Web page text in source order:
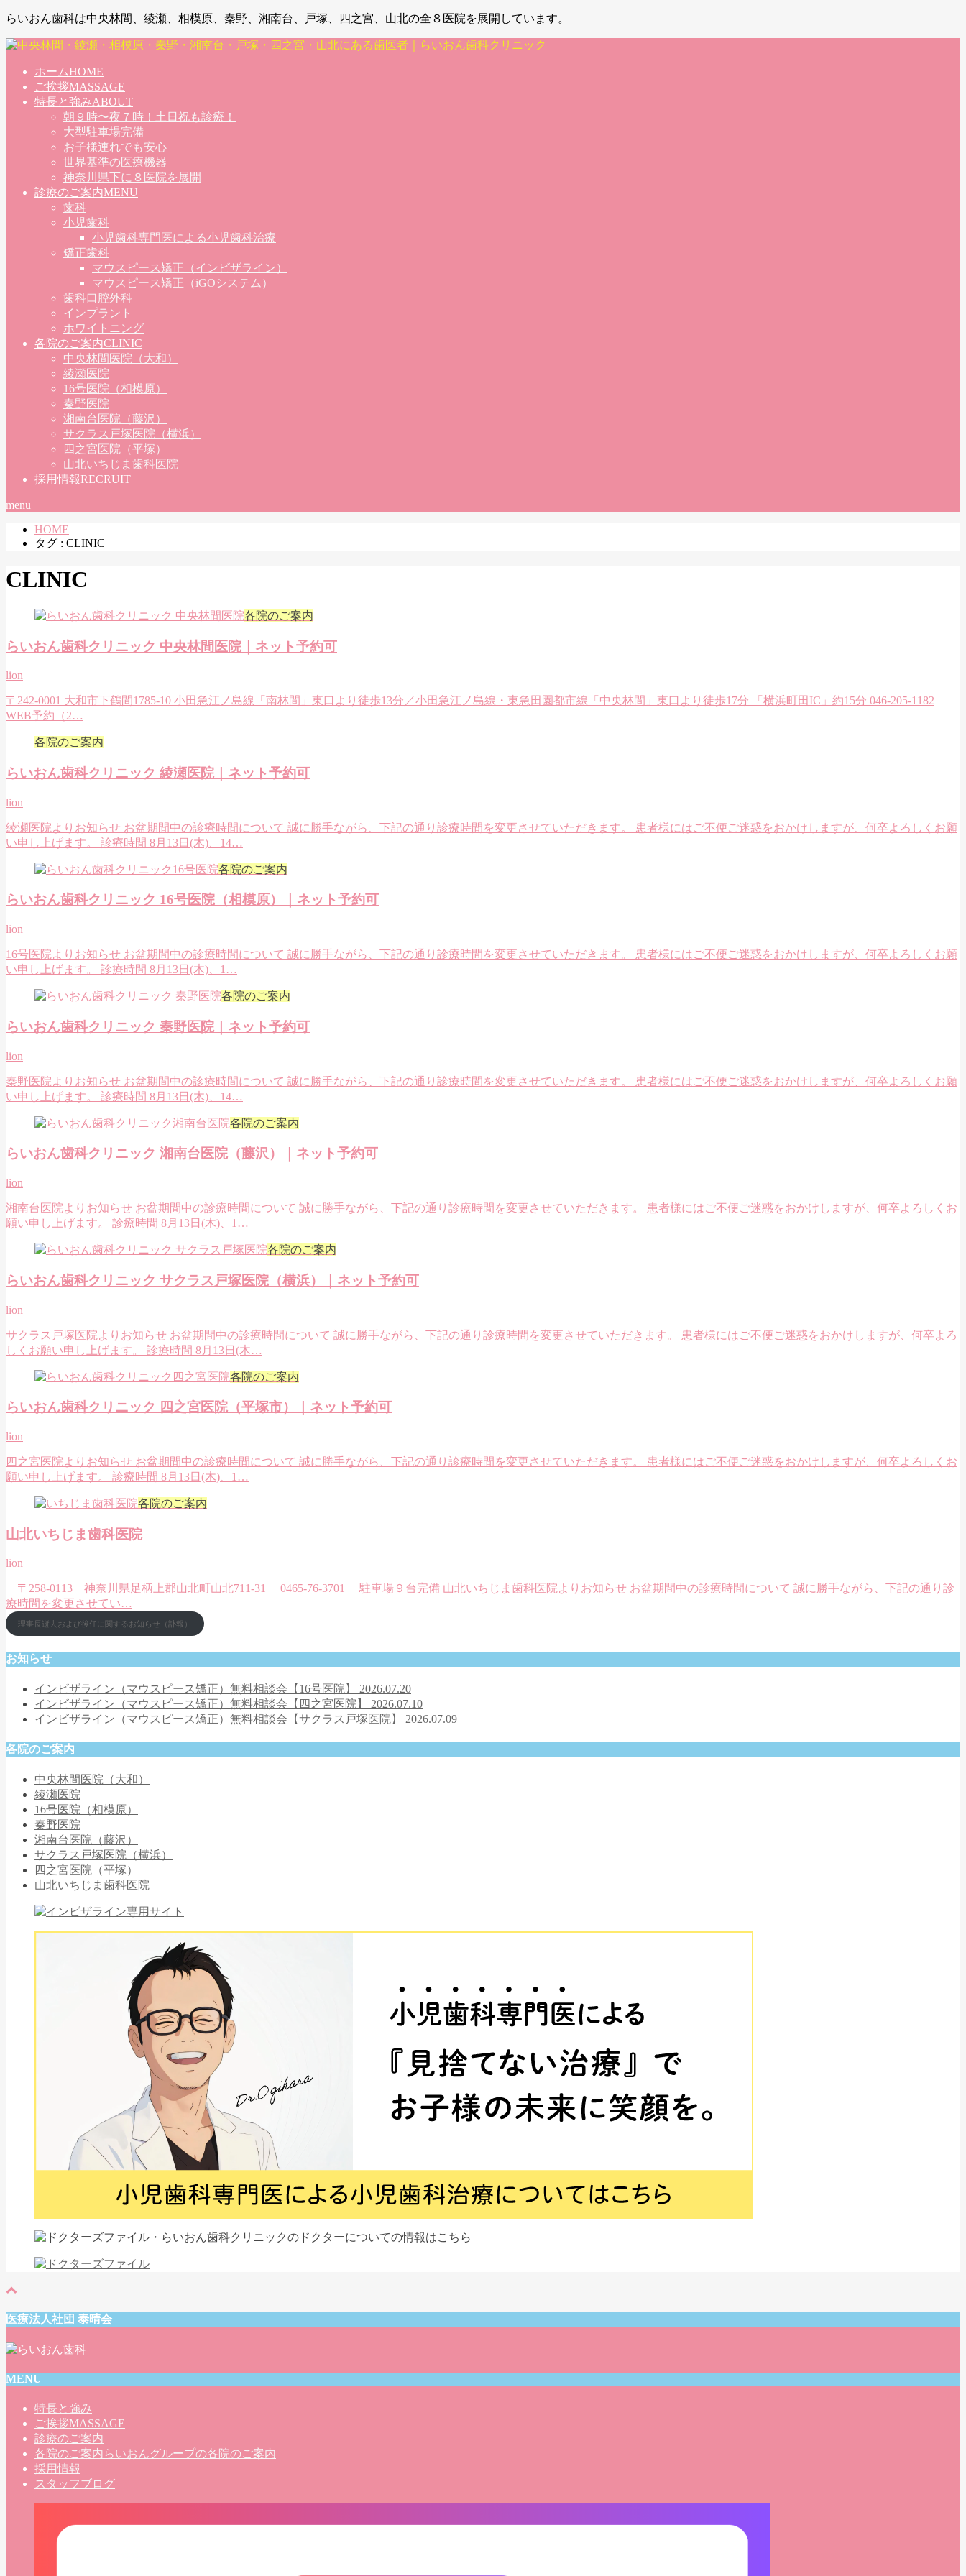
らいおん歯科は中央林間、綾瀬、相模原、秦野、湘南台、戸塚、四之宮、山北の全８医院を展開しています。
ホームHOME
ご挨拶MASSAGE
特長と強みABOUT
朝９時〜夜７時！土日祝も診療！
大型駐車場完備
お子様連れでも安心
世界基準の医療機器
神奈川県下に８医院を展開
診療のご案内MENU
歯科
小児歯科
小児歯科専門医による小児歯科治療
矯正歯科
マウスピース矯正（インビザライン）
マウスピース矯正（iGOシステム）
歯科口腔外科
インプラント
ホワイトニング
各院のご案内CLINIC
中央林間医院（大和）
綾瀬医院
16号医院（相模原）
秦野医院
湘南台医院（藤沢）
サクラス戸塚医院（横浜）
四之宮医院（平塚）
山北いちじま歯科医院
採用情報RECRUIT
menu
HOME
タグ : CLINIC
CLINIC
各院のご案内
らいおん歯科クリニック 中央林間医院｜ネット予約可
lion
〒242-0001 大和市下鶴間1785-10 小田急江ノ島線「南林間」東口より徒歩13分／小田急江ノ島線・東急田園都市線「中央林間」東口より徒歩17分 「横浜町田IC」約15分 046-205-1182
WEB予約（2…
各院のご案内
らいおん歯科クリニック 綾瀬医院｜ネット予約可
lion
綾瀬医院よりお知らせ お盆期間中の診療時間について 誠に勝手ながら、下記の通り診療時間を変更させていただきます。 患者様にはご不便ご迷惑をおかけしますが、何卒よろしくお願
い申し上げます。 診療時間 8月13日(木)、14…
各院のご案内
らいおん歯科クリニック 16号医院（相模原）｜ネット予約可
lion
16号医院よりお知らせ お盆期間中の診療時間について 誠に勝手ながら、下記の通り診療時間を変更させていただきます。 患者様にはご不便ご迷惑をおかけしますが、何卒よろしくお願
い申し上げます。 診療時間 8月13日(木)、1…
各院のご案内
らいおん歯科クリニック 秦野医院｜ネット予約可
lion
秦野医院よりお知らせ お盆期間中の診療時間について 誠に勝手ながら、下記の通り診療時間を変更させていただきます。 患者様にはご不便ご迷惑をおかけしますが、何卒よろしくお願
い申し上げます。 診療時間 8月13日(木)、14…
各院のご案内
らいおん歯科クリニック 湘南台医院（藤沢）｜ネット予約可
lion
湘南台医院よりお知らせ お盆期間中の診療時間について 誠に勝手ながら、下記の通り診療時間を変更させていただきます。 患者様にはご不便ご迷惑をおかけしますが、何卒よろしくお
願い申し上げます。 診療時間 8月13日(木)、1…
各院のご案内
らいおん歯科クリニック サクラス戸塚医院（横浜）｜ネット予約可
lion
サクラス戸塚医院よりお知らせ お盆期間中の診療時間について 誠に勝手ながら、下記の通り診療時間を変更させていただきます。 患者様にはご不便ご迷惑をおかけしますが、何卒よろ
しくお願い申し上げます。 診療時間 8月13日(木…
各院のご案内
らいおん歯科クリニック 四之宮医院（平塚市）｜ネット予約可
lion
四之宮医院よりお知らせ お盆期間中の診療時間について 誠に勝手ながら、下記の通り診療時間を変更させていただきます。 患者様にはご不便ご迷惑をおかけしますが、何卒よろしくお
願い申し上げます。 診療時間 8月13日(木)、1…
各院のご案内
山北いちじま歯科医院
lion
〒258-0113 神奈川県足柄上郡山北町山北711-31 0465-76-3701 駐車場９台完備 山北いちじま歯科医院よりお知らせ お盆期間中の診療時間について 誠に勝手ながら、下記の通り診
療時間を変更させてい…
理事長逝去および後任に関するお知らせ（訃報）
お知らせ
インビザライン（マウスピース矯正）無料相談会【16号医院】 2026.07.20
インビザライン（マウスピース矯正）無料相談会【四之宮医院】 2026.07.10
インビザライン（マウスピース矯正）無料相談会【サクラス戸塚医院】 2026.07.09
各院のご案内
中央林間医院（大和）
綾瀬医院
16号医院（相模原）
秦野医院
湘南台医院（藤沢）
サクラス戸塚医院（横浜）
四之宮医院（平塚）
山北いちじま歯科医院
医療法人社団 泰晴会
MENU
特長と強み
ご挨拶MASSAGE
診療のご案内
各院のご案内 らいおんグループの各院のご案内
採用情報
スタッフブログ